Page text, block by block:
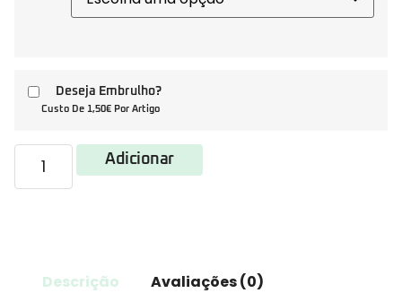
Deseja Embrulho?
Custo De 1,50€ Por Artigo
Adicionar
Descrição Avaliações (0)